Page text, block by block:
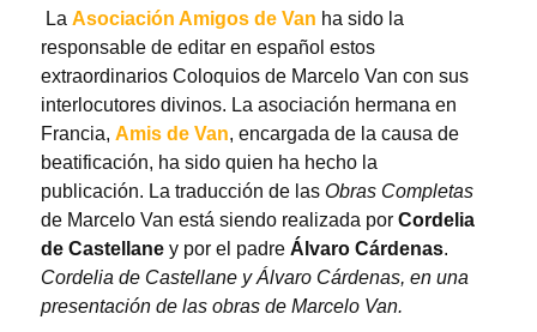
La Asociación Amigos de Van ha sido la
responsable de editar en español estos
extraordinarios Coloquios de Marcelo Van con sus
interlocutores divinos. La asociación hermana en
Francia, Amis de Van, encargada de la causa de
beatificación, ha sido quien ha hecho la
publicación. La traducción de las Obras Completas
de Marcelo Van está siendo realizada por Cordelia
de Castellane y por el padre Álvaro Cárdenas.
Cordelia de Castellane y Álvaro Cárdenas, en una
presentación de las obras de Marcelo Van.